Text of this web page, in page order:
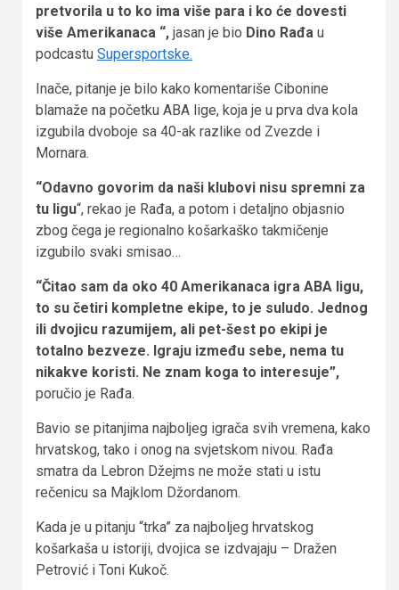
pretvorila u to ko ima više para i ko će dovesti
više Amerikanaca “, jasan je bio Dino Rađa u
podcastu Supersportske.
Inače, pitanje je bilo kako komentariše Cibonine
blamaže na početku ABA lige, koja je u prva dva kola
izgubila dvoboje sa 40-ak razlike od Zvezde i
Mornara.
“Odavno govorim da naši klubovi nisu spremni za
tu ligu“, rekao je Rađa, a potom i detaljno objasnio
zbog čega je regionalno košarkaško takmičenje
izgubilo svaki smisao…
“Čitao sam da oko 40 Amerikanaca igra ABA ligu,
to su četiri kompletne ekipe, to je suludo. Jednog
ili dvojicu razumijem, ali pet-šest po ekipi je
totalno bezveze. Igraju između sebe, nema tu
nikakve koristi. Ne znam koga to interesuje”,
poručio je Rađa.
Bavio se pitanjima najboljeg igrača svih vremena, kako
hrvatskog, tako i onog na svjetskom nivou. Rađa
smatra da Lebron Džejms ne može stati u istu
rečenicu sa Majklom Džordanom.
Kada je u pitanju “trka” za najboljeg hrvatskog
košarkaša u istoriji, dvojica se izdvajaju – Dražen
Petrović i Toni Kukoč.